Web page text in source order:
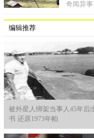
奇闻异事
编辑推荐
被外星人绑架当事人45年后
书 还原1973年帕